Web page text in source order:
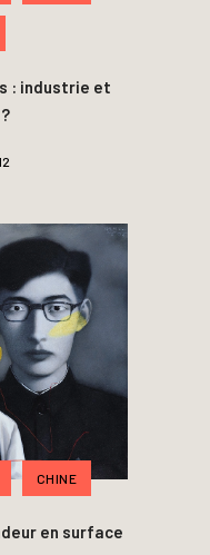
: industrie et
CHINE
en surface